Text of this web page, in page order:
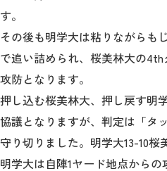
す。
その後も明学大は粘りながらも
で追い詰められ、桜美林大の
攻防となります。
押し込む桜美林大、押し戻す明
協議となりますが、判定は「タ
守り切りました。明学大13-10桜
明学大は自陣1ヤード地点から